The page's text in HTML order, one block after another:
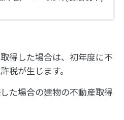
得した場合は、初年度に不
税が生じます。
た場合の建物の不動産取得